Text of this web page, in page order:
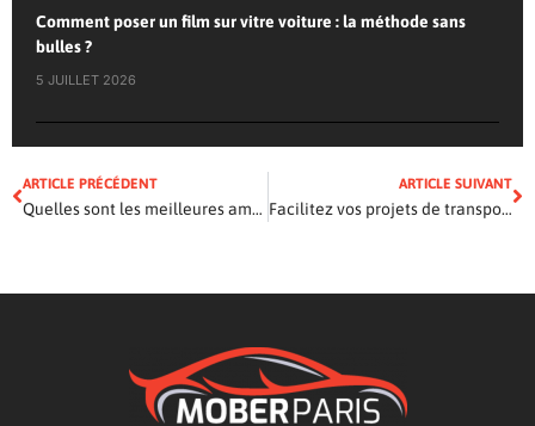
Comment poser un film sur vitre voiture : la méthode sans
bulles ?
5 JUILLET 2026
ARTICLE PRÉCÉDENT
Quelles sont les meilleures ampoules LED pour voiture ?
ARTICLE SUIVANT
Facilitez vos projets de transport avec les remorques